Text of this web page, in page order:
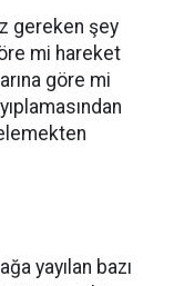
gereken şey
mi hareket
göre mi
yayılan bazı